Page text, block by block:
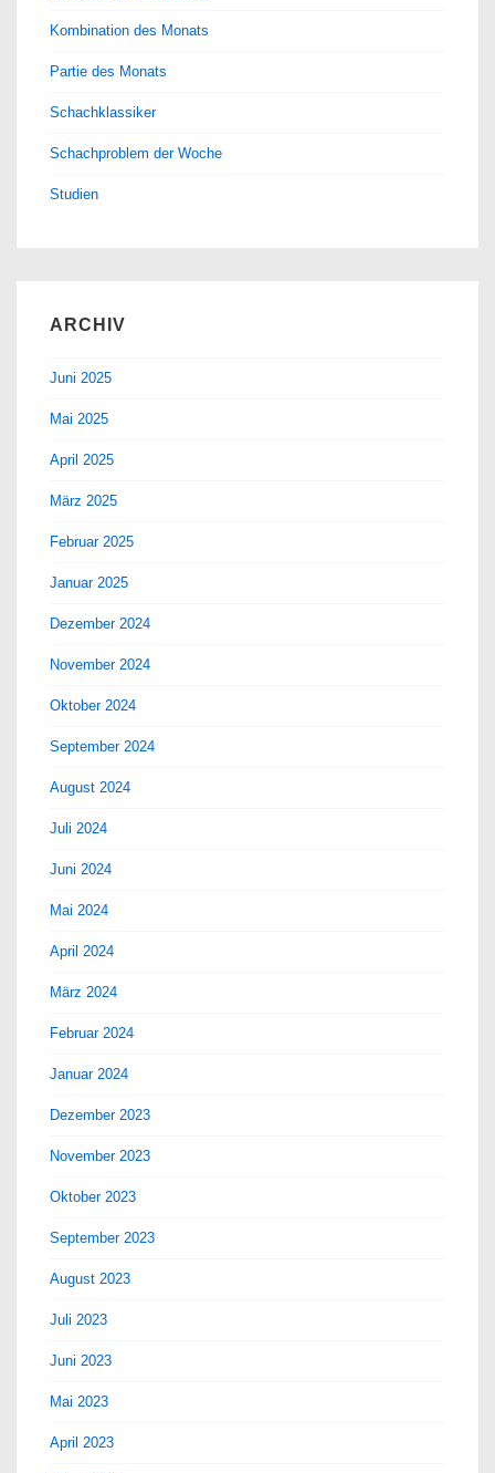
Kombination des Monats
Partie des Monats
Schachklassiker
Schachproblem der Woche
Studien
ARCHIV
Juni 2025
Mai 2025
April 2025
März 2025
Februar 2025
Januar 2025
Dezember 2024
November 2024
Oktober 2024
September 2024
August 2024
Juli 2024
Juni 2024
Mai 2024
April 2024
März 2024
Februar 2024
Januar 2024
Dezember 2023
November 2023
Oktober 2023
September 2023
August 2023
Juli 2023
Juni 2023
Mai 2023
April 2023